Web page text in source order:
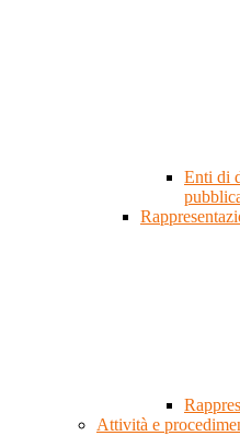
Enti di
Attività e